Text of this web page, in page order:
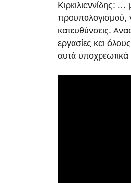
Κιρκιλιαννίδης:
προϋπολογισμού,
κατευθύνσεις.
εργασίες και
αυτά υποχρεωτικά